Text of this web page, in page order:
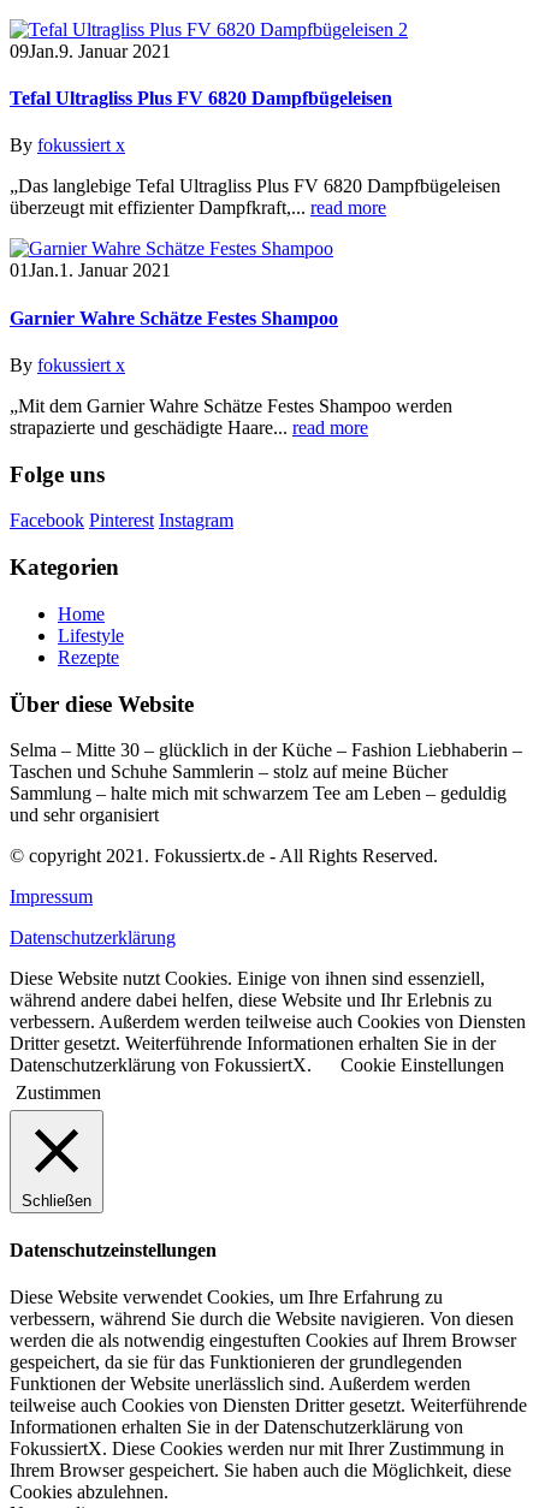
09Jan.9. Januar 2021
Tefal Ultragliss Plus FV 6820 Dampfbügeleisen
By fokussiert x
„Das langlebige Tefal Ultragliss Plus FV 6820 Dampfbügeleisen
überzeugt mit effizienter Dampfkraft,... read more
01Jan.1. Januar 2021
Garnier Wahre Schätze Festes Shampoo
By fokussiert x
„Mit dem Garnier Wahre Schätze Festes Shampoo werden
strapazierte und geschädigte Haare... read more
Folge uns
Facebook Pinterest Instagram
Kategorien
Home
Lifestyle
Rezepte
Über diese Website
Selma – Mitte 30 – glücklich in der Küche – Fashion Liebhaberin –
Taschen und Schuhe Sammlerin – stolz auf meine Bücher
Sammlung – halte mich mit schwarzem Tee am Leben – geduldig
und sehr organisiert
© copyright 2021. Fokussiertx.de - All Rights Reserved.
Impressum
Datenschutzerklärung
Diese Website nutzt Cookies. Einige von ihnen sind essenziell,
während andere dabei helfen, diese Website und Ihr Erlebnis zu
verbessern. Außerdem werden teilweise auch Cookies von Diensten
Dritter gesetzt. Weiterführende Informationen erhalten Sie in der
Datenschutzerklärung von FokussiertX.
Cookie Einstellungen
Zustimmen
Schließen
Datenschutzeinstellungen
Diese Website verwendet Cookies, um Ihre Erfahrung zu
verbessern, während Sie durch die Website navigieren. Von diesen
werden die als notwendig eingestuften Cookies auf Ihrem Browser
gespeichert, da sie für das Funktionieren der grundlegenden
Funktionen der Website unerlässlich sind. Außerdem werden
teilweise auch Cookies von Diensten Dritter gesetzt. Weiterführende
Informationen erhalten Sie in der Datenschutzerklärung von
FokussiertX. Diese Cookies werden nur mit Ihrer Zustimmung in
Ihrem Browser gespeichert. Sie haben auch die Möglichkeit, diese
Cookies abzulehnen.